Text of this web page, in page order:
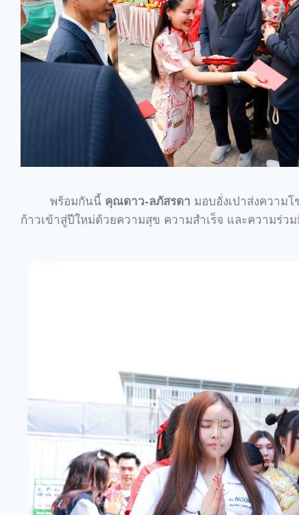
พร้อมกันนี้ คุณดาว-ลภัสรดา มอบอั่งเปาส่งความ
ก้าวเข้าสู่ปีใหม่ด้วยความสุข ความสำเร็จ และความร่ว